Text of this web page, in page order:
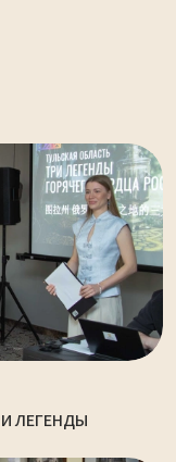
ЛЕГЕНДЫ